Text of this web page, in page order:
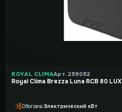
ROYAL CLIMAАрт. 259052
Royal Clima Brezza Luna RCB 80 LUX
Обогрев Электрический кВт